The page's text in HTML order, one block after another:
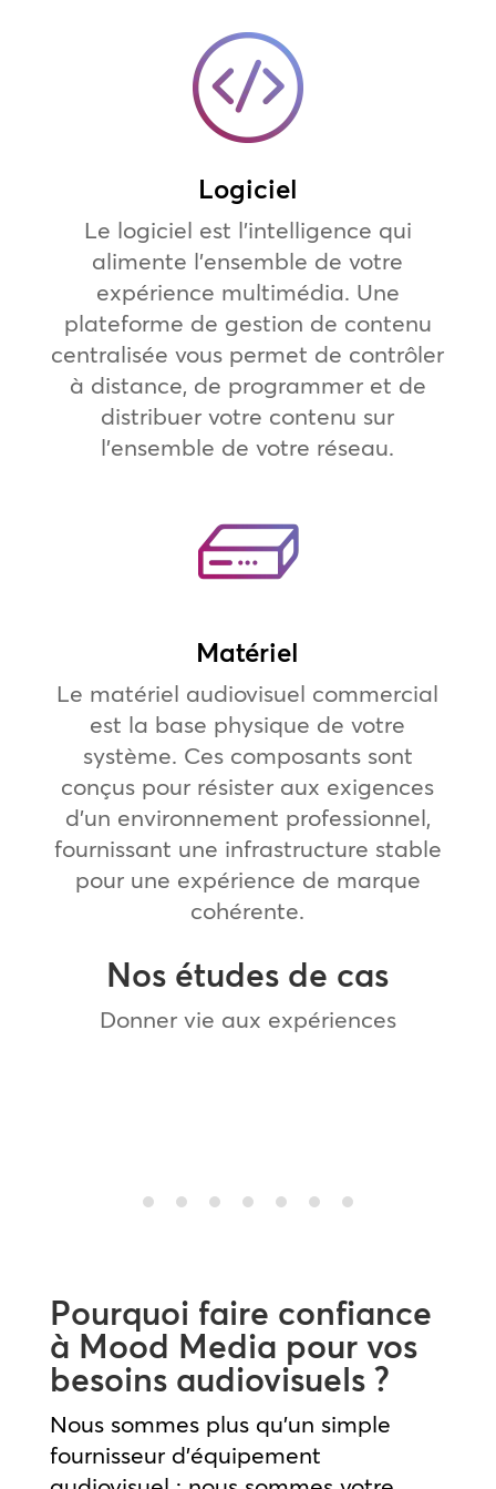
Logiciel
Le logiciel est l’intelligence qui
alimente l’ensemble de votre
expérience multimédia. Une
plateforme de gestion de contenu
centralisée vous permet de contrôler
à distance, de programmer et de
distribuer votre contenu sur
l’ensemble de votre réseau.
Matériel
Le matériel audiovisuel commercial
est la base physique de votre
système. Ces composants sont
conçus pour résister aux exigences
d’un environnement professionnel,
fournissant une infrastructure stable
pour une expérience de marque
cohérente.
Nos études de cas
Donner vie aux expériences
Hackett London Study
Pourquoi faire confiance
à Mood Media pour vos
besoins audiovisuels ?
Nous sommes plus qu’un simple
fournisseur d’équipement